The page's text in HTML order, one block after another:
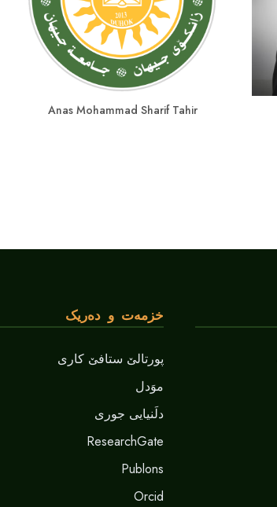
Anas Mohammad Sharif Tahir
خزمەت و دەریک
پورتالێ ستافێ کاری
موَدل
دلَنيايى جورى
ResearchGate
Publons
Orcid